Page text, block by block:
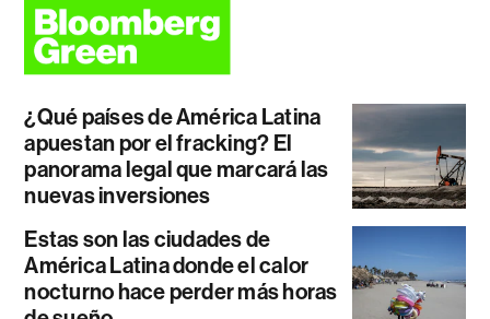
¿Qué países de América Latina
apuestan por el fracking? El
panorama legal que marcará las
nuevas inversiones
Estas son las ciudades de
América Latina donde el calor
nocturno hace perder más horas